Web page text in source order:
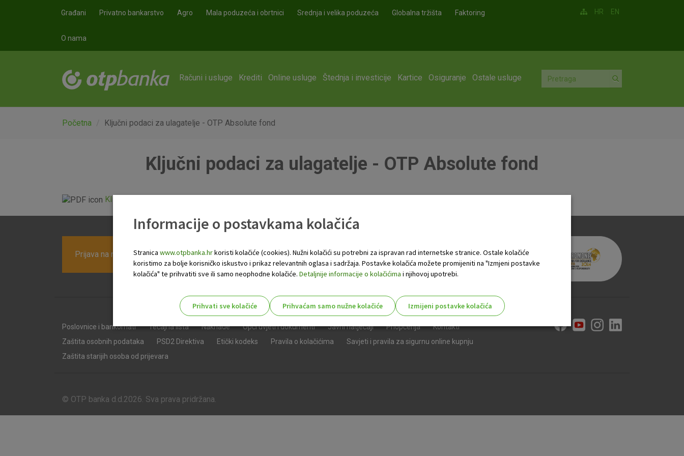
Građani Privatno bankarstvo Agro Mala poduzeća i obrtnici Srednja i velika poduzeća Globalna tržišta Faktoring
O nama
HR EN
Računi i usluge Krediti Online usluge Štednja i investicije Kartice Osiguranje Ostale usluge
Početna Ključni podaci za ulagatelje - OTP Absolute fond
Ključni podaci za ulagatelje - OTP Absolute fond
KIID OTP ABSOLUTE FOND 2021.pdf
Prijava na newsletter OTP banke
Poslovnice i bankomati Tečajna lista Naknade Opći uvjeti i dokumenti Javni natječaji Priopćenja
Kontakti
Zaštita osobnih podataka
PSD2 Direktiva Etički kodeks Pravila o kolačićima
Savjeti i pravila za sigurnu online kupnju
Zaštita starijih osoba od prijevara
© OTP banka d.d.2026. Sva prava pridržana.
Informacije o postavkama kolačića
Stranica www.otpbanka.hrkoristi kolačiće (cookies). Nužni kolačići su potrebni za ispravan rad internetske stranice. Ostale kolačiće
koristimo za bolje korisničko iskustvo i prikaz relevantnih oglasa i sadržaja. Postavke kolačića možete promijeniti na "Izmjeni postavke
kolačića" te prihvatiti sve ili samo neophodne kolačiće. Detaljnije informacije o kolačićima i njihovoj upotrebi.
Prihvati sve kolačiće Prihvaćam samo nužne kolačiće
Izmijeni postavke kolačića